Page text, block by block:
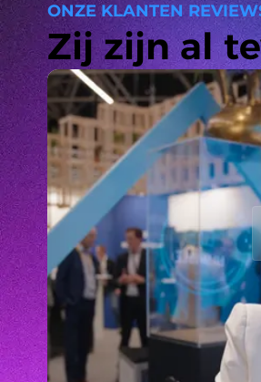
ONZE KLANTEN
Zij zijn al